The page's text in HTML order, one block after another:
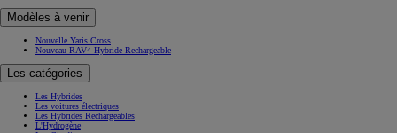
Modèles à venir
Nouvelle Yaris Cross
Nouveau RAV4 Hybride Rechargeable
Les catégories
Les Hybrides
Les voitures électriques
Les Hybrides Rechargeables
L'Hydrogène